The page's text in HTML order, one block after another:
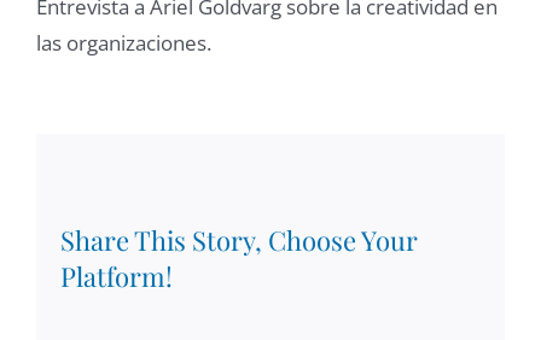
audio
Entrevista a Ariel Goldvarg sobre la creatividad en
las organizaciones.
Share This Story, Choose Your
Platform!